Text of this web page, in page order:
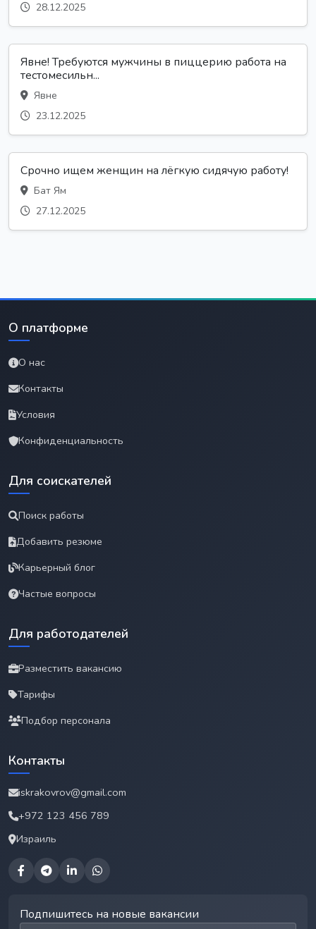
28.12.2025
Явне! Требуются мужчины в пиццерию работа на
тестомесильн...
Явне
23.12.2025
Срочно ищем женщин на лёгкую сидячую работу!
Бат Ям
27.12.2025
О платформе
О нас
Контакты
Условия
Конфиденциальность
Для соискателей
Поиск работы
Добавить резюме
Карьерный блог
Частые вопросы
Для работодателей
Разместить вакансию
Тарифы
Подбор персонала
Контакты
iskrakovrov@gmail.com
+972 123 456 789
Израиль
Подпишитесь на новые вакансии